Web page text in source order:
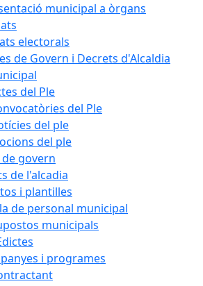
municipal a òrgans
electorals
de Govern i Decrets d'Alcaldia
del Ple
del Ple
del ple
del ple
de govern
de l'alcadia
i plantilles
de personal municipal
municipals
i programes